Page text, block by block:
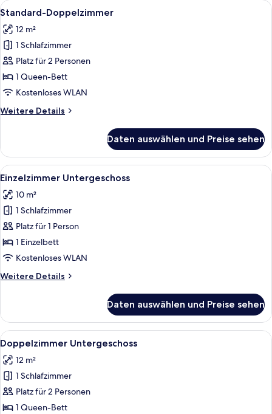
Alle
Fotos
für
Standard-
Doppelzimmer
anzeigen
Ein Doppelbett mit weißer
4
Standard-Doppelzimmer
12 m²
1 Schlafzimmer
Platz für 2 Personen
1 Queen-Bett
Kostenloses WLAN
Weitere Details
Weitere
Doppelzimmer
Daten auswählen und Preise sehen
Alle
Fotos
für
Einzelzimmer
Untergeschoss
anzeigen
Ein Schlafzimmer mit einem Bett,
4
Einzelzimmer Untergeschoss
10 m²
1 Schlafzimmer
Platz für 1 Person
1 Einzelbett
Kostenloses WLAN
Weitere Details
Weitere
Untergeschoss
Daten auswählen und Preise sehen
Alle
Fotos
für
Doppelzimmer
Untergeschoss
anzeigen
Ein Hotelzimmer mit einem
5
Doppelzimmer Untergeschoss
12 m²
1 Schlafzimmer
Platz für 2 Personen
1 Queen-Bett